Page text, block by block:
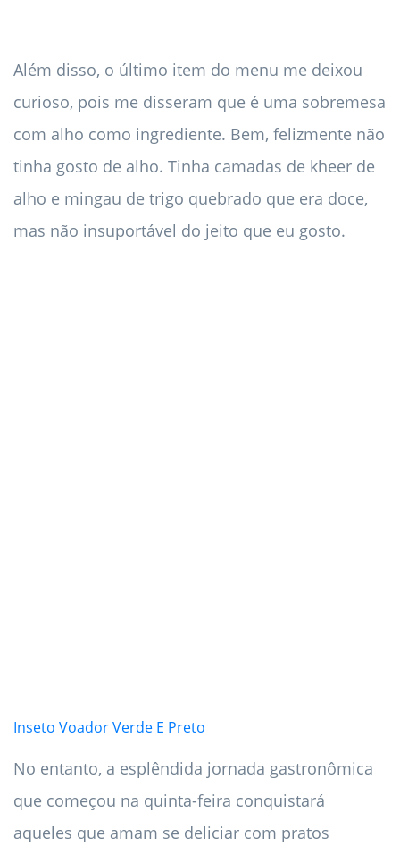
Além disso, o último item do menu me deixou
curioso, pois me disseram que é uma sobremesa
com alho como ingrediente. Bem, felizmente não
tinha gosto de alho. Tinha camadas de kheer de
alho e mingau de trigo quebrado que era doce,
mas não insuportável do jeito que eu gosto.
Inseto Voador Verde E Preto
No entanto, a esplêndida jornada gastronômica
que começou na quinta-feira conquistará
aqueles que amam se deliciar com pratos